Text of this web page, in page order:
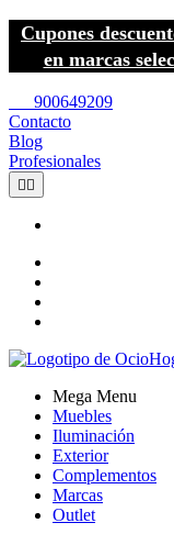
Cupones
en marcas
900649209
Contacto
Blog
Profesionales
 
Mega Menu
Muebles
Iluminación
Exterior
Complementos
Marcas
Outlet